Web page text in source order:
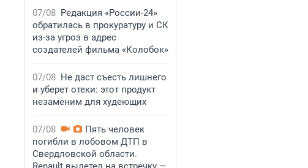
07/08 Редакция «России-24»
обратилась в прокуратуру и СК
из-за угроз в адрес
создателей фильма «Колобок»
07/08 Не даст съесть лишнего
и уберет отеки: этот продукт
незаменим для худеющих
07/08
Пять человек
погибли в лобовом ДТП в
Свердловской области.